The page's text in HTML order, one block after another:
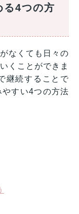
る4つの方
なくても日々の
くことができま
継続することで
すい4つの方法